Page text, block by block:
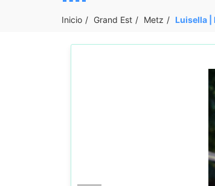
Inicio Grand Est Metz Luisella |